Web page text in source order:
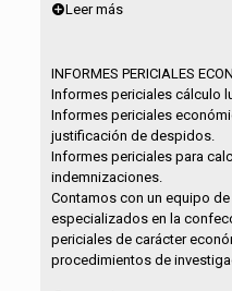
Leer más
INFORMES PERICIALES
Informes periciales cálculo
Informes periciales
justificación de despidos.
Informes periciales para
indemnizaciones.
Contamos con un equipo
especializados en la
periciales de carácter
procedimientos de